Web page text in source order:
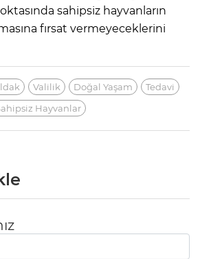
sahipsiz hayvanların
fırsat vermeyeceklerini
Valilik Doğal Yaşam
Tedavi
Hayvanlar